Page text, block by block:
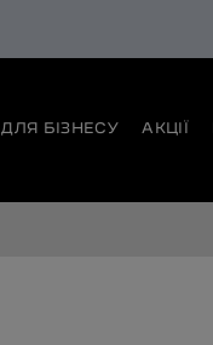
ДЛЯ БІЗНЕСУ АКЦІЇ